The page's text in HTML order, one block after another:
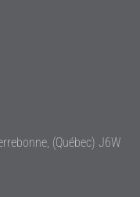
(Québec) J6W